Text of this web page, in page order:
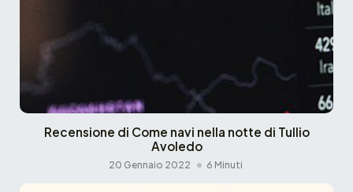
Recensione di Come navi nella notte di Tullio
Avoledo
20 Gennaio 2022 6 Minuti